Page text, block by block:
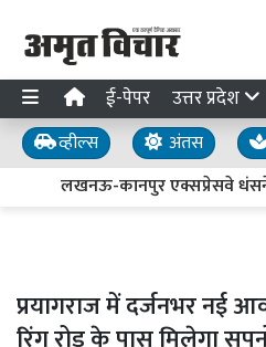
ई-पेपर उत्तर प्रदेश
व्हील्स अंतस
लखनऊ-कानपुर एक्सप्रेसवे धंसने
प्रयागराज में दर्जनभर नई